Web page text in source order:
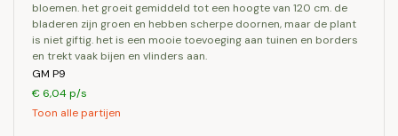
bloemen. het groeit gemiddeld tot een hoogte van 120 cm. de
bladeren zijn groen en hebben scherpe doornen, maar de plant
is niet giftig. het is een mooie toevoeging aan tuinen en borders
en trekt vaak bijen en vlinders aan.
GM P9
€ 6,04 p/s
Toon alle partijen